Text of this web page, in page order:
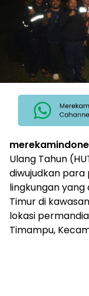
Ulang Tahun
diwujudkan para
lingkungan yang
Timur di
lokasi
Timampu,